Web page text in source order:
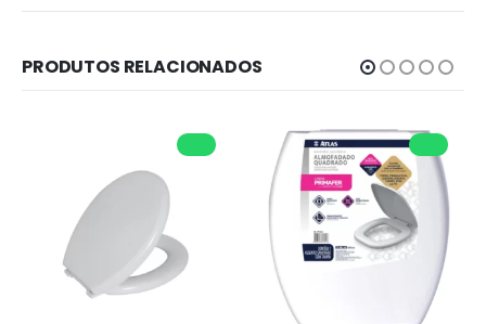
PRODUTOS RELACIONADOS